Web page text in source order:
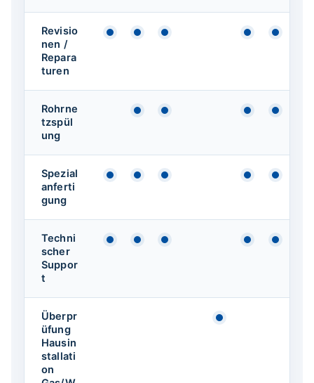
Revisio
nen /
Repara
turen
Verfügbar
VerfügbarVerfügbar Verfügbar
Rohrne
tzspül
ung
VerfügbarVerfügbar Verfügbar
Spezial
anferti
gung
Verfügbar
VerfügbarVerfügbar Verfügbar
Techni
scher
Suppor
t
Verfügbar
VerfügbarVerfügbar Verfügbar
Überpr
üfung
Hausin
stallati
on
Verfügbar